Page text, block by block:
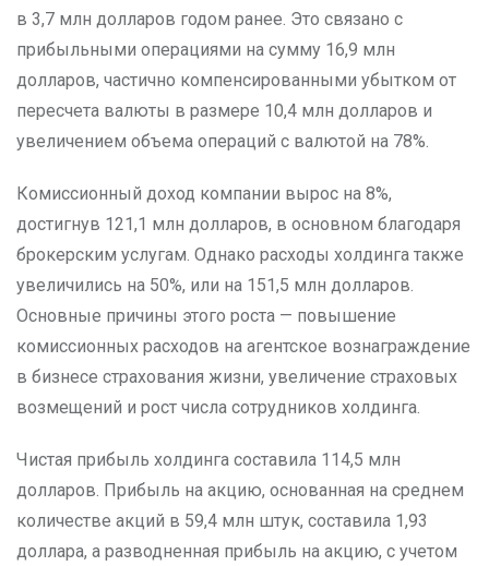
в 3,7 млн долларов годом ранее. Это связано с
прибыльными операциями на сумму 16,9 млн
долларов, частично компенсированными убытком от
пересчета валюты в размере 10,4 млн долларов и
увеличением объема операций с валютой на 78%.
Комиссионный доход компании вырос на 8%,
достигнув 121,1 млн долларов, в основном благодаря
брокерским услугам. Однако расходы холдинга также
увеличились на 50%, или на 151,5 млн долларов.
Основные причины этого роста — повышение
комиссионных расходов на агентское вознаграждение
в бизнесе страхования жизни, увеличение страховых
возмещений и рост числа сотрудников холдинга.
Чистая прибыль холдинга составила 114,5 млн
долларов. Прибыль на акцию, основанная на среднем
количестве акций в 59,4 млн штук, составила 1,93
доллара, а разводненная прибыль на акцию, с учетом